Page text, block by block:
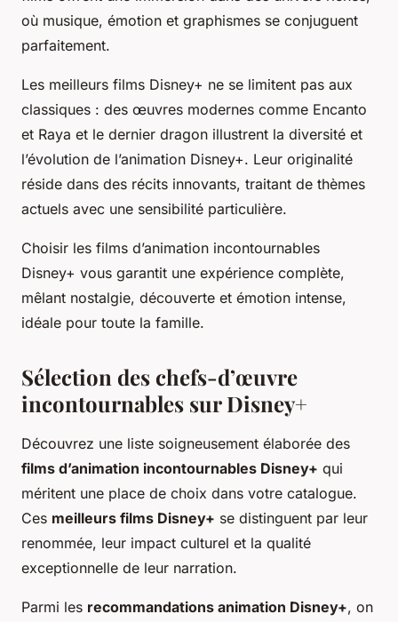
où musique, émotion et graphismes se conjuguent
parfaitement.
Les meilleurs films Disney+ ne se limitent pas aux
classiques : des œuvres modernes comme Encanto
et Raya et le dernier dragon illustrent la diversité et
l’évolution de l’animation Disney+. Leur originalité
réside dans des récits innovants, traitant de thèmes
actuels avec une sensibilité particulière.
Choisir les films d’animation incontournables
Disney+ vous garantit une expérience complète,
mêlant nostalgie, découverte et émotion intense,
idéale pour toute la famille.
Sélection des chefs-d’œuvre
incontournables sur Disney+
Découvrez une liste soigneusement élaborée des
films d’animation incontournables Disney+ qui
méritent une place de choix dans votre catalogue.
Ces meilleurs films Disney+ se distinguent par leur
renommée, leur impact culturel et la qualité
exceptionnelle de leur narration.
Parmi les recommandations animation Disney+, on